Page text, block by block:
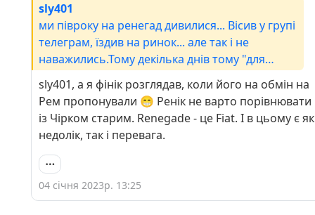
sly401
ми півроку на ренегад дивилися... Вісив у групі
телеграм, їздив на ринок... але так і не
наважились.Тому декілька днів тому "для
дружини" та "для душі" з'явився фінік )може
пізніше буде й джип... до речі, був досвід з
черокі з 90х... чудове було авто
sly401, а я фінік розглядав, коли його на обмін на
Рем пропонували 😁 Ренік не варто порівнювати
із Чірком старим. Renegade - це Fiat. І в цьому є як
недолік, так і перевага.
04 січня 2023р. 13:25